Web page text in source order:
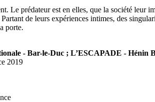
Le prédateur est en elles, que la société leur
de leurs expériences intimes, des
porte.
- Bar-le-Duc ; L’ESCAPADE - Hénin
2019